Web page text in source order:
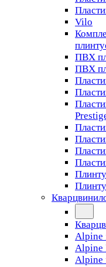
Vilo
ПВХ
ПВХ
Alpine
Alpine
Alpine